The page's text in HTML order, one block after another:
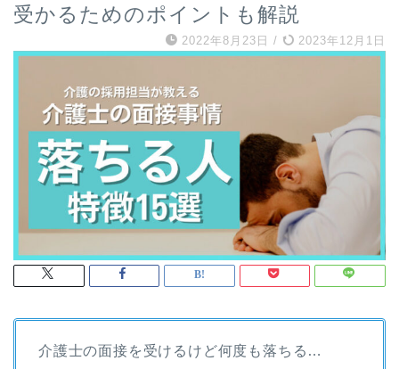
受かるためのポイントも解説
2022年8月23日 / 2023年12月1日
介護士の面接を受けるけど何度も落ちる…